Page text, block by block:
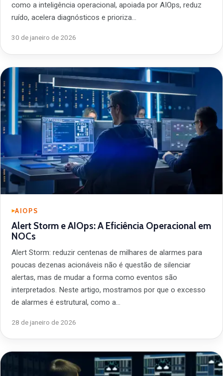
como a inteligência operacional, apoiada por AIOps, reduz
ruído, acelera diagnósticos e prioriza…
30 de janeiro de 2026
AIOPS
Alert Storm e AIOps: A Eficiência Operacional em
NOCs
Alert Storm: reduzir centenas de milhares de alarmes para
poucas dezenas acionáveis não é questão de silenciar
alertas, mas de mudar a forma como eventos são
interpretados. Neste artigo, mostramos por que o excesso
de alarmes é estrutural, como a…
28 de janeiro de 2026